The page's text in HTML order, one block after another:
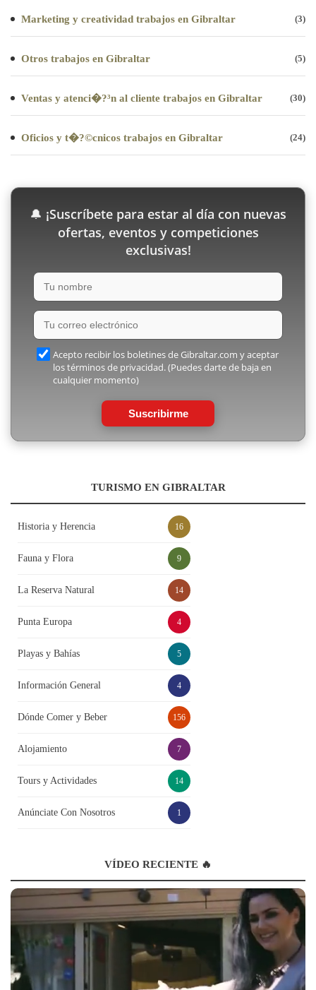
Marketing y creatividad trabajos en Gibraltar (3)
Otros trabajos en Gibraltar (5)
Ventas y atenci�?³n al cliente trabajos en Gibraltar (30)
Oficios y t�?©cnicos trabajos en Gibraltar (24)
🔔 ¡Suscríbete para estar al día con nuevas
ofertas, eventos y competiciones
exclusivas!
Acepto recibir los boletines de Gibraltar.com y aceptar
los términos de privacidad. (Puedes darte de baja en
cualquier momento)
Suscribirme
TURISMO EN GIBRALTAR
Historia y Herencia 16
Fauna y Flora 9
La Reserva Natural 14
Punta Europa 4
Playas y Bahías 5
Información General 4
Dónde Comer y Beber 156
Alojamiento 7
Tours y Actividades 14
Anúnciate Con Nosotros 1
VÍDEO RECIENTE 🔥